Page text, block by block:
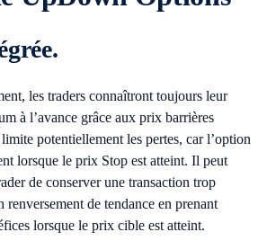
les traders connaîtront toujours leur
à l’avance grâce aux prix barrières
potentiellement les pertes, car l’option
lorsque le prix Stop est atteint. Il peut
de conserver une transaction trop
renversement de tendance en prenant
lorsque le prix cible est atteint.